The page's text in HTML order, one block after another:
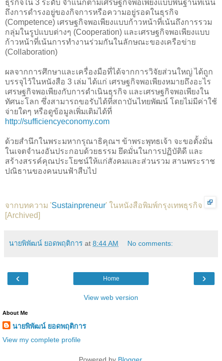
ธุรกิจใน 3 ระดับ จำแนกตามเศรษฐกิจพอเพียงแบบพื้นฐานที่เน้น
ถึงการดำรงอยู่ของกิจการหรือความอยู่รอดในธุรกิจ
(Competence) เศรษฐกิจพอเพียงแบบก้าวหน้าที่เน้นถึงการรวม
กลุ่มในรูปแบบต่างๆ (Cooperation) และเศรษฐกิจพอเพียงแบบ
ก้าวหน้าที่เน้นการทำงานร่วมกันในลักษณะของเครือข่าย
(Collaboration)
ผลจากการศึกษาและเครื่องมือที่ได้จากการวิจัยส่วนใหญ่ ได้ถูก
บรรจุไว้ในหนังสือ 3 เล่ม ได้แก่ เศรษฐกิจพอเพียงหมายถึงอะไร
เศรษฐกิจพอเพียงกับการดำเนินธุรกิจ และเศรษฐกิจพอเพียงใน
ทัศนะโลก ซึ่งสามารถขอรับได้ที่สถาบันไทยพัฒน์ โดยไม่มีค่าใช้
จ่ายใดๆ หรือดูข้อมูลเพิ่มเติมได้ที่
http://sufficiencyeconomy.com
ด้วยสำนึกในพระมหากรุณาธิคุณฯ ข้าพระพุทธเจ้า จะขอตั้งมั่น
ในเจตจำนงอันประกอบด้วยธรรม ยึดมั่นในการปฏิบัติดี และ
สร้างสรรค์คุณประโยชน์ให้แก่สังคมและส่วนรวม สานพระราช
ปณิธานของคนบนฟ้าสืบไป
จากบทความ 'Sustainpreneur' ในหนังสือพิมพ์กรุงเทพธุรกิจ
[Archived]
นายพิพัฒน์ ยอดพฤติการ at 8:44 AM No comments:
‹ ›
Home
View web version
About Me
นายพิพัฒน์ ยอดพฤติการ
View my complete profile
Powered by Blogger.